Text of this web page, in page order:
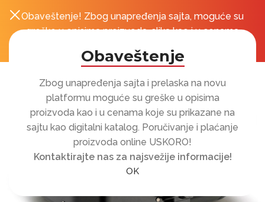
Obaveštenje
Zbog unapređenja sajta i prelaska na novu
platformu moguće su greške u opisima
proizvoda kao i u cenama koje su prikazane na
sajtu kao digitalni katalog. Poručivanje i plaćanje
proizvoda online USKORO!
Kontaktirajte nas za najsvežije informacije!
OK
Obaveštenje! Zbog unapređenja sajta, moguće su
greške u opisima proizvoda, slika kao i u cenama